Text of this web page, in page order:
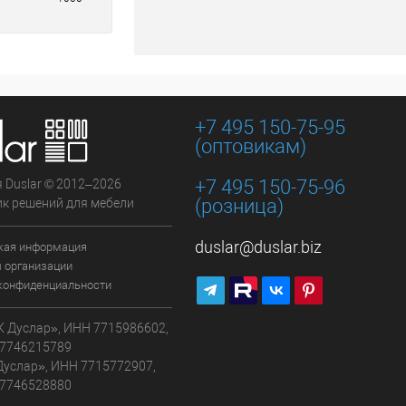
© 2012–2026
решений для мебели
информация
ИНН 7715986602,
ИНН 7715772907,
+7 495 150-75-95
(оптовикам)
+7 495 150-75-96
(розница)
duslar@duslar.biz